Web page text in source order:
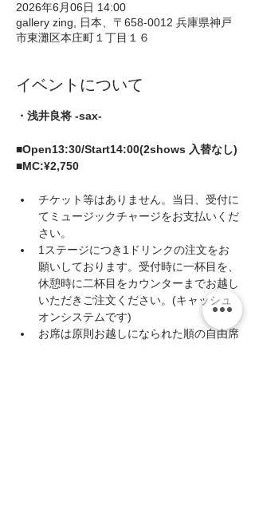
2026年6月06日 14:00
gallery zing, 日本、〒658-0012 兵庫県神戸
市東灘区本庄町１丁目１６
イベントについて
・浅井良将 -sax-
■Open13:30/Start14:00(2shows 入替なし)
■MC:¥2,750
チケット等はありません。当日、受付に
てミュージックチャージをお支払いくだ
さい。
1ステージにつき1ドリンクの注文をお
願いしております。受付時に一杯目を、
休憩時に二杯目をカウンターまでお越し
いただきご注文ください。(キャッシュ
オンシステムです)
お席は原則お越しになられた順の自由席